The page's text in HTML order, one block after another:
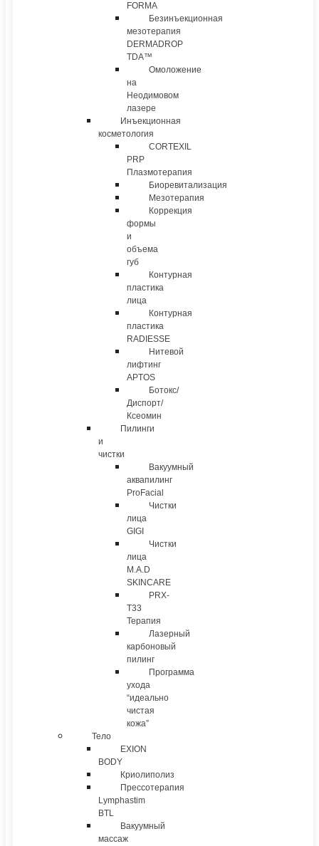
FORMA
Безинъекционная
мезотерапия
DERMADROP
TDA™
Омоложение
на
Неодимовом
лазере
Инъекционная
косметология
CORTEXIL
PRP
Плазмотерапия
Биоревитализация
Мезотерапия
Коррекция
формы
и
объема
губ
Контурная
пластика
лица
Контурная
пластика
RADIESSE
Нитевой
лифтинг
APTOS
Ботокс/
Диспорт/
Ксеомин
Пилинги
и
чистки
Вакуумный
аквапилинг
ProFacial
Чистки
лица
GIGI
Чистки
лица
M.A.D
SKINCARE
PRX-
T33
Терапия
Лазерный
карбоновый
пилинг
Программа
ухода
“идеально
чистая
кожа”
Тело
EXION
BODY
Криолиполиз
Прессотерапия
Lymphastim
BTL
Вакуумный
массаж